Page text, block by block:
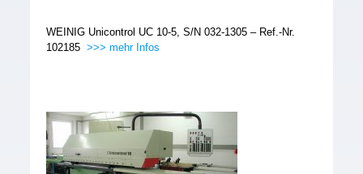
WEINIG Unicontrol UC 10-5, S/N 032-1305 – Ref.-Nr.
102185 >>> mehr Infos